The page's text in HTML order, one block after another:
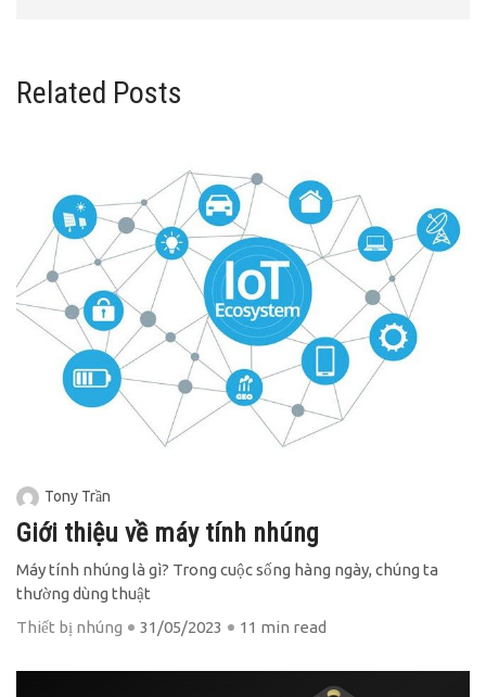
Related Posts
Tony Trần
Giới thiệu về máy tính nhúng
Máy tính nhúng là gì? Trong cuộc sống hàng ngày, chúng ta
thường dùng thuật
Thiết bị nhúng
31/05/2023 11 min read